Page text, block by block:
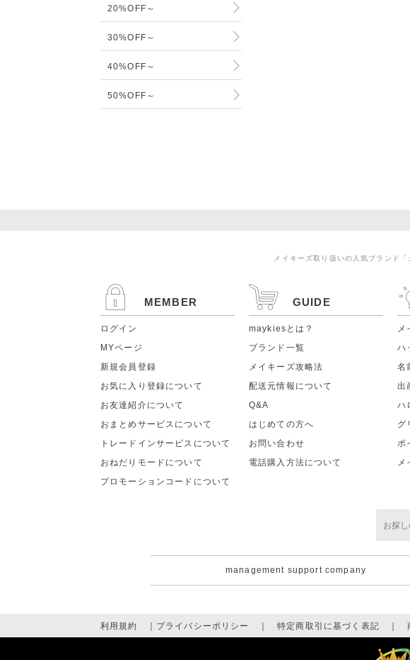
20%OFF～
30%OFF～
40%OFF～
50%OFF～
メイキーズ取り扱いの人気ブランド
MEMBER
ログイン
MYページ
新規会員登録
お気に入り登録について
お友達紹介について
おまとめサービスについて
トレードインサービスについて
おねだりモードについて
プロモーションコードについて
GUIDE
maykiesとは？
ブランド一覧
メイキーズ攻略法
配送元情報について
Q&A
はじめての方へ
お問い合わせ
電話購入方法について
メ
ハ
名
出
ハ
グ
ポ
メ
management support company
利用規約 ｜ プライバシーポリシー ｜特定商取引に基づく表記 ｜